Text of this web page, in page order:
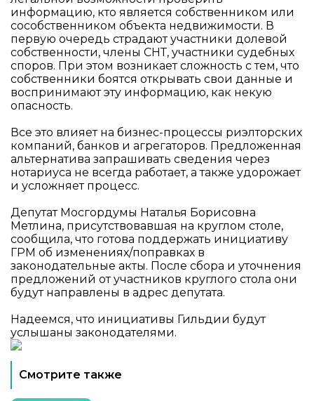
информацию, кто является собственником или
сособственником объекта недвижимости. В
первую очередь страдают участники долевой
собственности, члены СНТ, участники судебных
споров. При этом возникает сложность с тем, что
собственники боятся открывать свои данные и
воспринимают эту информацию, как некую
опасность.
Все это влияет на бизнес-процессы риэлторских
компаний, банков и агрегаторов. Предложенная
альтернатива запрашивать сведения через
нотариуса не всегда работает, а также удорожает
и усложняет процесс.
Депутат Мосгордумы Наталья Борисовна
Метлина, присутствовавшая на круглом столе,
сообщила, что готова поддержать инициативу
ГРМ об изменениях/поправках в
законодательные акты. После сбора и уточнения
предложений от участников круглого стола они
будут направлены в адрес депутата.
Надеемся, что инициативы Гильдии будут
услышаны законодателями.
Смотрите также